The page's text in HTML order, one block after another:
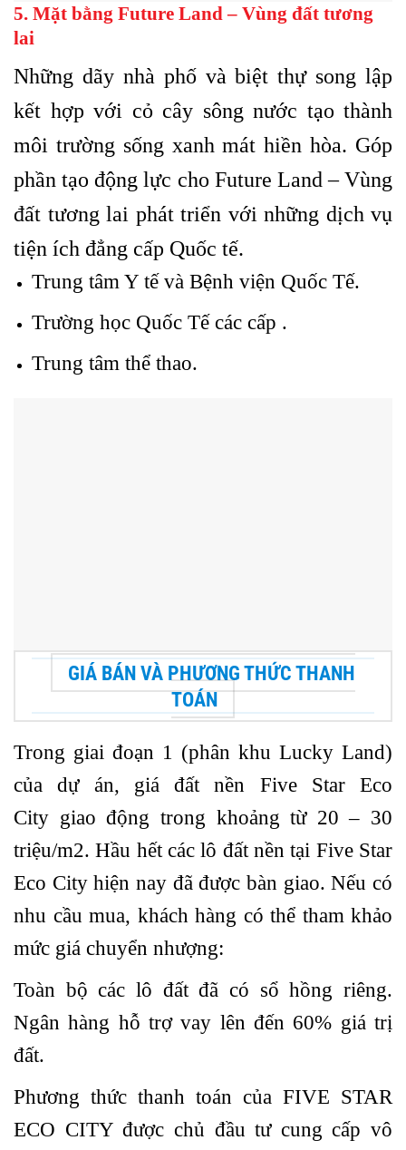
5. Mặt bằng Future Land – Vùng đất tương
lai
Những dãy nhà phố và biệt thự song lập
kết hợp với cỏ cây sông nước tạo thành
môi trường sống xanh mát hiền hòa. Góp
phần tạo động lực cho Future Land – Vùng
đất tương lai phát triển với những dịch vụ
tiện ích đẳng cấp Quốc tế.
Trung tâm Y tế và Bệnh viện Quốc Tế.
Trường học Quốc Tế các cấp .
Trung tâm thể thao.
GIÁ BÁN VÀ PHƯƠNG THỨC THANH
TOÁN
Trong giai đoạn 1 (phân khu Lucky Land)
của dự án, giá đất nền Five Star Eco
City giao động trong khoảng từ 20 – 30
triệu/m2. Hầu hết các lô đất nền tại Five Star
Eco City hiện nay đã được bàn giao. Nếu có
nhu cầu mua, khách hàng có thể tham khảo
mức giá chuyển nhượng:
Toàn bộ các lô đất đã có sổ hồng riêng.
Ngân hàng hỗ trợ vay lên đến 60% giá trị
đất.
Phương thức thanh toán của FIVE STAR
ECO CITY được chủ đầu tư cung cấp vô